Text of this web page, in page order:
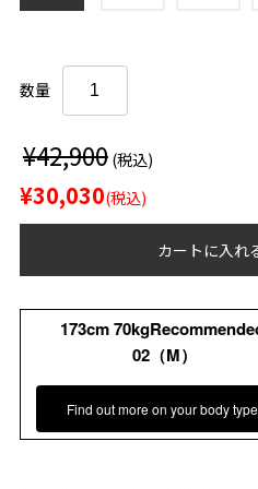
数量
¥42,900 (税込)
¥30,030(税込)
カートに入れ
173cm
02（M）
Find out more on your body type